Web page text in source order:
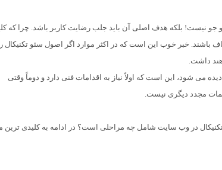
نیست! بلکه هدف اصلی آن باید جلب رضایت کاربر باشد. چرا که
خبر خوب این است که در اکثر موارد اگر اصول سئو تکنیکال
داشت.
می شود، این است که اولاً نیاز به اقدامات فنی دارد و دوماً وقتی
مجدد دیگری نیست.
تکنیکال در وب سایت شامل چه مراحلی است؟ در ادامه به کلیدی ترین